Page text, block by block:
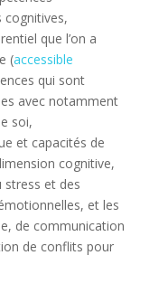
cognitives,
que l’on a
(accessible
qui sont
avec notamment
soi,
et capacités de
cognitive,
stress et des
et les
de communication
de conflits pour